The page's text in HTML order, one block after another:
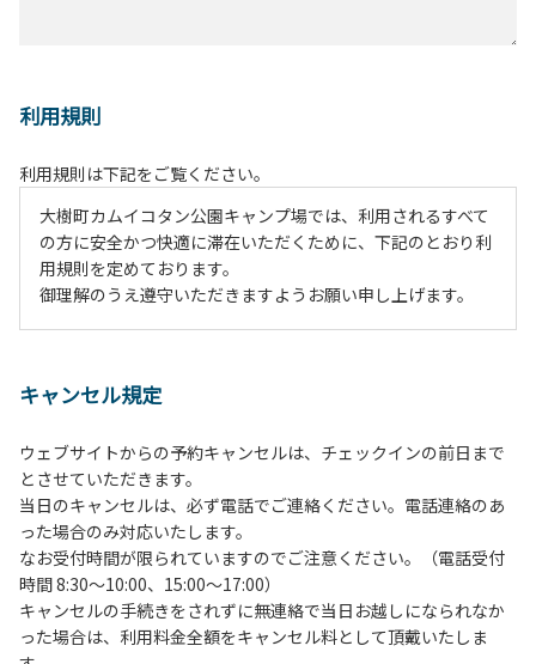
利用規則
利用規則は下記をご覧ください。
大樹町カムイコタン公園キャンプ場では、利用されるすべて
の方に安全かつ快適に滞在いただくために、下記のとおり利
用規則を定めております。
御理解のうえ遵守いただきますようお願い申し上げます。
２、中学生以下だけでの利用はできません。高校生以上の方
３、テントサイト（多目的広場を含む。）の使用は、事前に
予約いただいた方のみで、連泊の方を除き、正午からです。
基本的に、テント1張りにつき1区画の予約をお願いします。
管理棟にてチェックインの手続きを行ってください。午後3
時前にお越しの方は、午後3時になりましたら管理棟にて手
続きを行ってください。午後5時過ぎにお越しの方は、翌朝
手続きを行ってください。
４、車両は、荷物の積み下ろし時以外は、駐車場にとめてく
キャンセル規定
ウェブサイトからの予約キャンセルは、チェックインの前日まで
とさせていただきます。
当日のキャンセルは、必ず電話でご連絡ください。電話連絡のあ
った場合のみ対応いたします。
なお受付時間が限られていますのでご注意ください。（電話受付
時間 8:30～10:00、15:00～17:00）
キャンセルの手続きをされずに無連絡で当日お越しになられなか
った場合は、利用料金全額をキャンセル料として頂戴いたしま